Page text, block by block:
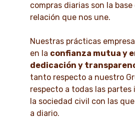
compras diarias son la base
relación que nos une.
Nuestras prácticas
en la confianza mutua y
dedicación y
tanto respecto a nuestro
respecto a todas las partes
la sociedad civil con las
a diario.